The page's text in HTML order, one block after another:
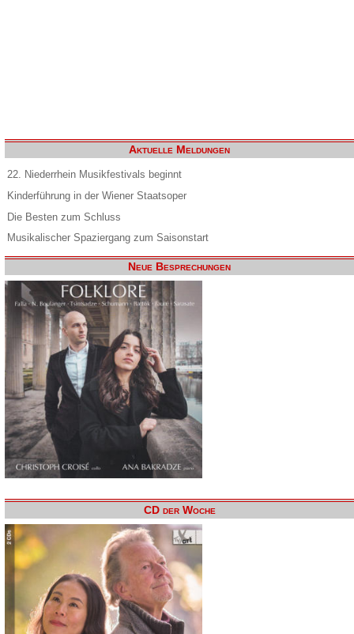
Aktuelle Meldungen
22. Niederrhein Musikfestivals beginnt
Kinderführung in der Wiener Staatsoper
Die Besten zum Schluss
Musikalischer Spaziergang zum Saisonstart
Neue Besprechungen
CD der Woche